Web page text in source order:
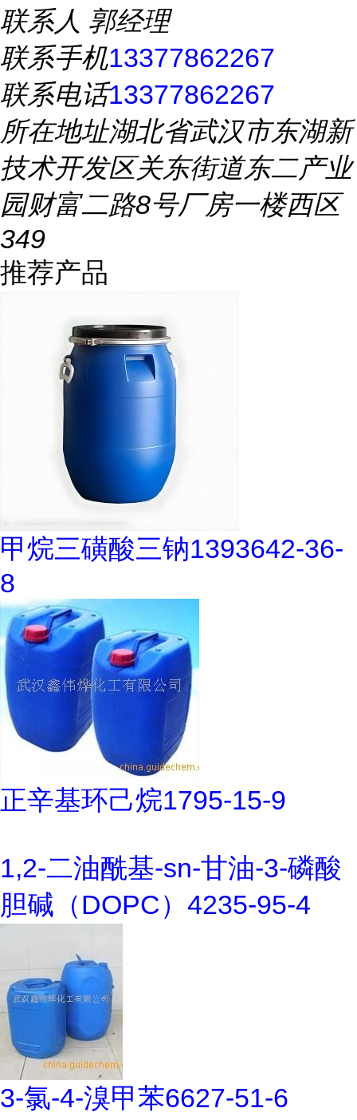
联系人 郭经理
联系手机13377862267
联系电话13377862267
所在地址湖北省武汉市东湖新
技术开发区关东街道东二产业
园财富二路8号厂房一楼西区
349
推荐产品
甲烷三磺酸三钠1393642-36-
8
正辛基环己烷1795-15-9
1,2-二油酰基-sn-甘油-3-磷酸
胆碱（DOPC）4235-95-4
3-氯-4-溴甲苯6627-51-6